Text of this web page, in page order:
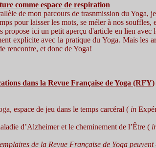
comme espace de respiration
de mon parcours de trasnmission du Yoga,
pour laisser les mots, se méler à nos
propose ici un petit aperçu d'article en lien avec
explicite avec la pratique du Yoga. Mais les
rencontre, et donc de Yoga!
dans la Revue Française de Yoga (RFY)
espace de jeu dans le temps carcéral ( in
d’Alzheimer et le cheminement de l’Être (
de la Revue Française de Yoga